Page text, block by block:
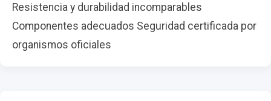
Resistencia y durabilidad incomparables
Componentes adecuados Seguridad certificada por
organismos oficiales